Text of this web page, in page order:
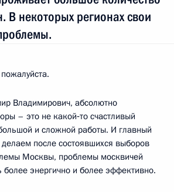
В некоторых регионах свои
Владимирович, абсолютно
– это не какой‑то счастливый
и сложной работы. И главный
после состоявшихся выборов
Москвы, проблемы москвичей
энергично и более эффективно.